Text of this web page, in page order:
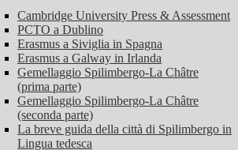
Cambridge University Press & Assessment
PCTO a Dublino
Erasmus a Siviglia in Spagna
Erasmus a Galway in Irlanda
Gemellaggio Spilimbergo-La Châtre
(prima parte)
Gemellaggio Spilimbergo-La Châtre
(seconda parte)
La breve guida della città di Spilimbergo in
Lingua tedesca